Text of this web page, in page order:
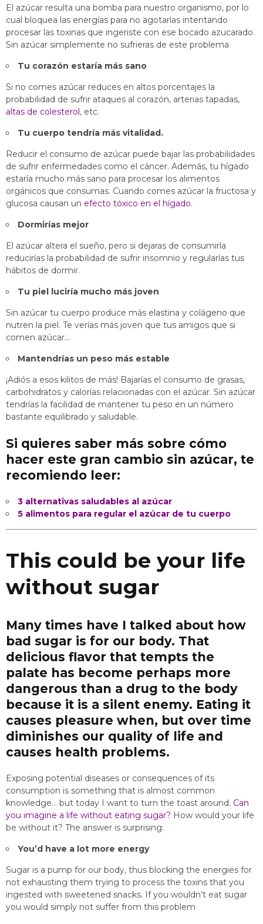
El azúcar resulta una bomba para nuestro organismo, por lo
cual bloquea las energías para no agotarlas intentando
procesar las toxinas que ingeriste con ese bocado azucarado.
Sin azúcar simplemente no sufrieras de este problema
Tu corazón estaría más sano
Si no comes azúcar reduces en altos porcentajes la
probabilidad de sufrir ataques al corazón, arterias tapadas,
altas de colesterol, etc.
Tu cuerpo tendría más vitalidad.
Reducir el consumo de azúcar puede bajar las probabilidades
de sufrir enfermedades como el cáncer. Además, tu hígado
estaría mucho más sano para procesar los alimentos
orgánicos que consumas. Cuando comes azúcar la fructosa y
glucosa causan un efecto tóxico en el hígado.
Dormirías mejor
El azúcar altera el sueño, pero si dejaras de consumirla
reducirías la probabilidad de sufrir insomnio y regularías tus
hábitos de dormir.
Tu piel luciría mucho más joven
Sin azúcar tu cuerpo produce más elastina y colágeno que
nutren la piel. Te verías más joven que tus amigos que si
comen azúcar…
Mantendrías un peso más estable
¡Adiós a esos kilitos de más! Bajarías el consumo de grasas,
carbohidratos y calorías relacionadas con el azúcar. Sin azúcar
tendrías la facilidad de mantener tu peso en un número
bastante equilibrado y saludable.
Si quieres saber más sobre cómo
hacer este gran cambio sin azúcar, te
recomiendo leer:
3 alternativas saludables al azúcar
5 alimentos para regular el azúcar de tu cuerpo
This could be your life
without sugar
Many times have I talked about how
bad sugar is for our body. That
delicious flavor that tempts the
palate has become perhaps more
dangerous than a drug to the body
because it is a silent enemy. Eating it
causes pleasure when, but over time
diminishes our quality of life and
causes health problems.
Exposing potential diseases or consequences of its
consumption is something that is almost common
knowledge… but today I want to turn the toast around. Can
you imagine a life without eating sugar? How would your life
be without it? The answer is surprising:
You’d have a lot more energy
Sugar is a pump for our body, thus blocking the energies for
not exhausting them trying to process the toxins that you
ingested with sweetened snacks. If you wouldn’t eat sugar
you would simply not suffer from this problem